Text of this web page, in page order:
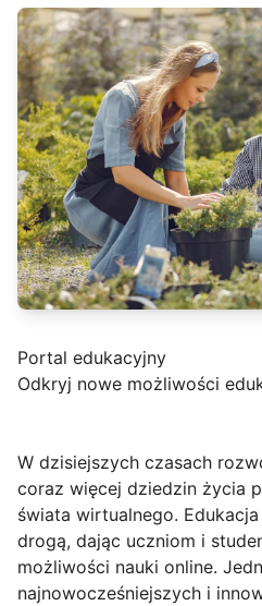
Portal edukacyjny
Odkryj nowe możliwości
W dzisiejszych czasach
coraz więcej dziedzin życia
świata wirtualnego.
drogą, dając uczniom i
możliwości nauki online.
najnowocześniejszych i